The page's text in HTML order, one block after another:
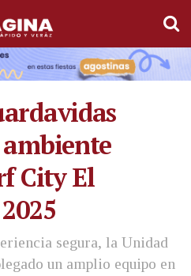
City El
segura, la Unidad
un amplio equipo en